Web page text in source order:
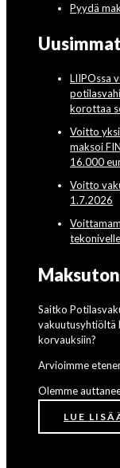
Pyydä
LIIPOssa
korottaa
Voitto
maksoi
16.000
Voitto
1.7.2026
Saitko
vakuutusyhtiöltä
korvauksiin?
Arvioimme
Olemme
LUE